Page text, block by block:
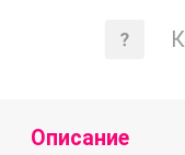
Описание